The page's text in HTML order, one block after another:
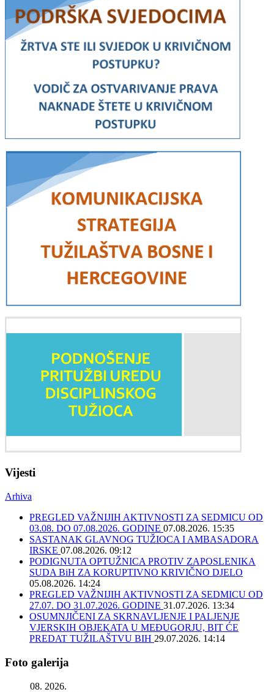
Vijesti
Arhiva
PREGLED VAŽNIJIH AKTIVNOSTI ZA SEDMICU OD
03.08. DO 07.08.2026. GODINE 07.08.2026. 15:35
SASTANAK GLAVNOG TUŽIOCA I AMBASADORA
IRSKE 07.08.2026. 09:12
PODIGNUTA OPTUŽNICA PROTIV ZAPOSLENIKA
SUDA BiH ZA KORUPTIVNO KRIVIČNO DJELO
05.08.2026. 14:24
PREGLED VAŽNIJIH AKTIVNOSTI ZA SEDMICU OD
27.07. DO 31.07.2026. GODINE 31.07.2026. 13:34
OSUMNJIČENI ZA SKRNAVLJENJE I PALJENJE
VJERSKIH OBJEKATA U MEĐUGORJU, BIT ĆE
PREDAT TUŽILAŠTVU BIH 29.07.2026. 14:14
Foto galerija
08. 2026.